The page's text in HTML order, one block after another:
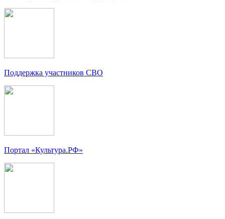
Поддержка участников СВО
Портал «Культура.РФ»